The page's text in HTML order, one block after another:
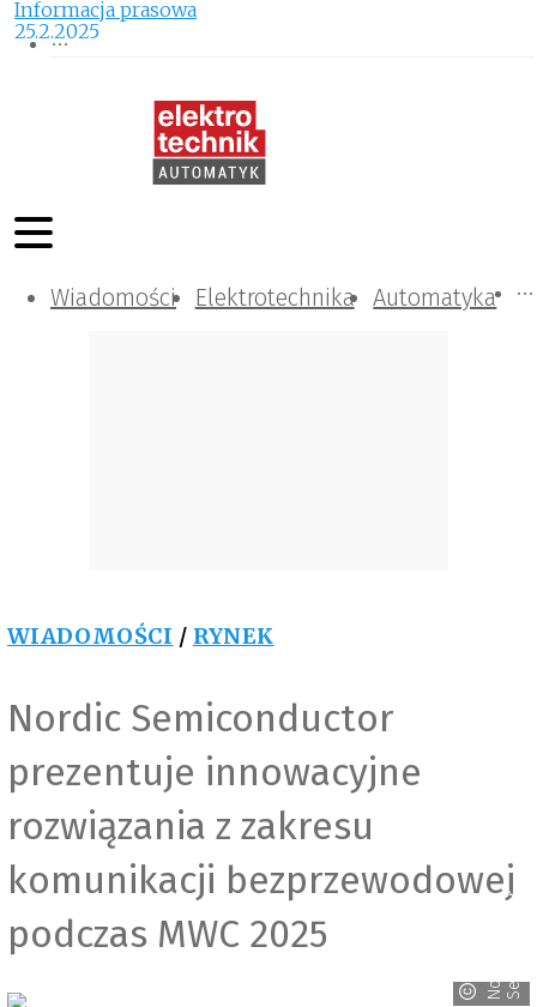
Wiadomości Elektrotechnika Automatyka
Komunikacja i IT
Kontrola
Tematy specjalne
WIADOMOŚCI / RYNEK
Nordic Semiconductor
prezentuje innowacyjne
rozwiązania z zakresu
komunikacji bezprzewodowej
podczas MWC 2025
N
o
r
d
i
c
S
e
m
i
c
o
n
d
u
c
t
o
Informacja prasowa
25.2.2025